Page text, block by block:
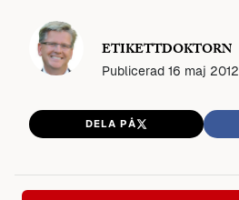
ETIKETTDOKTORN
Publicerad 16 maj 2012
DELA PÅ